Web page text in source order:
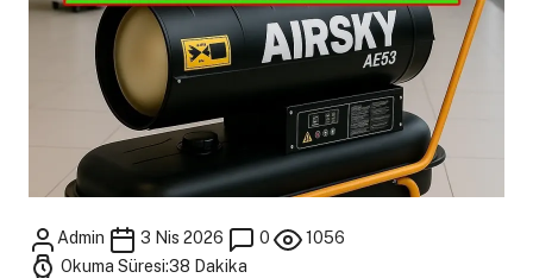
Admin 3 Nis 2026 0
1056
Okuma Süresi:38 Dakika